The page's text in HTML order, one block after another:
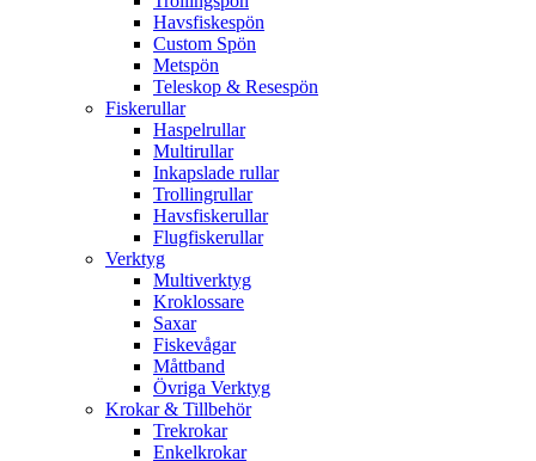
Havsfiskespön
Custom Spön
Metspön
Teleskop & Resespön
Fiskerullar
Haspelrullar
Multirullar
Inkapslade rullar
Trollingrullar
Havsfiskerullar
Flugfiskerullar
Verktyg
Multiverktyg
Kroklossare
Saxar
Fiskevågar
Måttband
Övriga Verktyg
Krokar & Tillbehör
Trekrokar
Enkelkrokar